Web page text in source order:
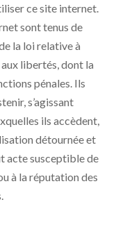
ce site internet.
sont tenus de
la loi relative à
libertés, dont la
pénales. Ils
s’agissant
ils accèdent,
détournée et
acte susceptible de
à la réputation des